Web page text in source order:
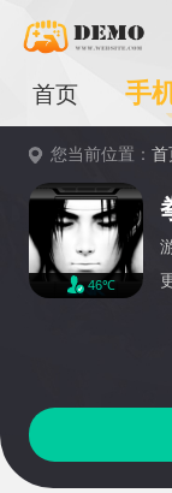
首页 手
您当前位置：首
46℃